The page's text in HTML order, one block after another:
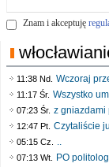
Znam i akceptuję
11:38 Nd. Wczoraj
11:17 Śr. Wszystko
07:23 Śr. z gniazdami
12:47 Pt. Czytaliście
05:15 Cz. ..
07:13 Wt. PO